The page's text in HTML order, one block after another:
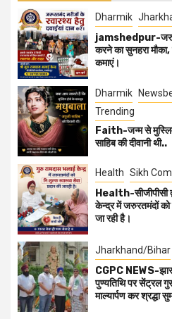
Dharmik
jamshedpur-
करने का सुनहरा
कमाएं।
Dharmik
Trending
Faith-जन्म से
साहिब की दीवानी थी..
Health Sikh
Health-सीजीपीसी
केन्द्र में जरुरतमंदों को
जा रही है।
Jharkhand/Bihar
CGPC NEWS-
पुण्यतिथि पर सेंट्रल
माल्यार्पण कर श्रद्धा